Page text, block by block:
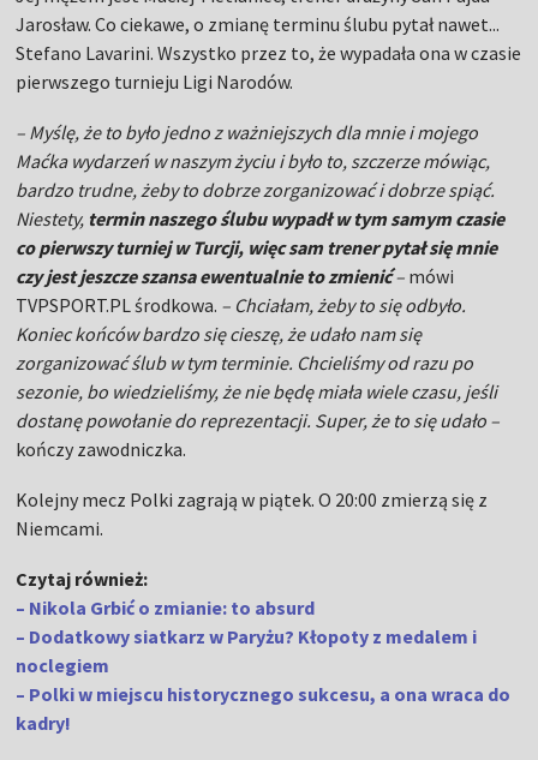
Jarosław. Co ciekawe, o zmianę terminu ślubu pytał nawet...
Stefano Lavarini. Wszystko przez to, że wypadała ona w czasie
pierwszego turnieju Ligi Narodów.
– Myślę, że to było jedno z ważniejszych dla mnie i mojego
Maćka wydarzeń w naszym życiu i było to, szczerze mówiąc,
bardzo trudne, żeby to dobrze zorganizować i dobrze spiąć.
Niestety, termin naszego ślubu wypadł w tym samym czasie
co pierwszy turniej w Turcji, więc sam trener pytał się mnie
czy jest jeszcze szansa ewentualnie to zmienić– mówi
TVPSPORT.PL środkowa. – Chciałam, żeby to się odbyło.
Koniec końców bardzo się cieszę, że udało nam się
zorganizować ślub w tym terminie. Chcieliśmy od razu po
sezonie, bo wiedzieliśmy, że nie będę miała wiele czasu, jeśli
dostanę powołanie do reprezentacji. Super, że to się udało –
kończy zawodniczka.
Kolejny mecz Polki zagrają w piątek. O 20:00 zmierzą się z
Niemcami.
Czytaj również:
– Nikola Grbić o zmianie: to absurd
– Dodatkowy siatkarz w Paryżu? Kłopoty z medalem i
noclegiem
– Polki w miejscu historycznego sukcesu, a ona wraca do
kadry!